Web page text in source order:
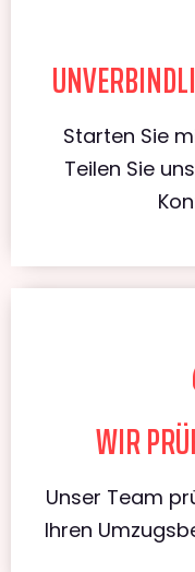
Starten Sie
Teilen Sie
WIR
Unser Team
Ihren